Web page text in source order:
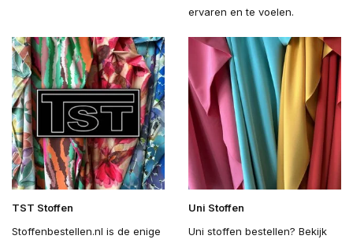
ervaren en te voelen.
TST Stoffen
Stoffenbestellen.nl is de enige
Uni Stoffen
Uni stoffen bestellen? Bekijk